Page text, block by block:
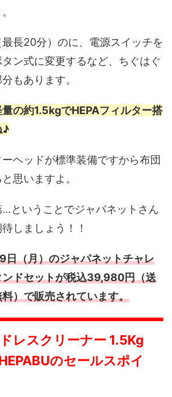
長20分）のに、電源スイッチを
タン式に変更するなど、ちぐはぐ
もあります。
の約1.5kgでHEPAフィルター搭
♪
ヘッドが標準装備ですから布団
思いますよ。
ということでジャパネットさん
しましょう！！
（月）のジャパネットチャレ
ンドセットが税込39,980円（送
）で販売されています。
レスクリーナー 1.5Kg
のセールスポイ